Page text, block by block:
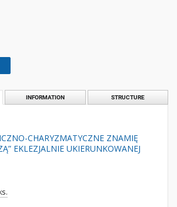
INFORMATION STRUCTURE
CHARYZMATYCZNE ZNAMIĘ
EKLEZJALNIE UKIERUNKOWANEJ